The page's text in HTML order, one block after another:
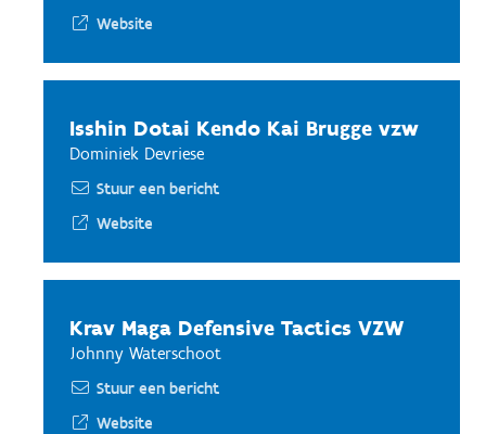
Website
Isshin Dotai Kendo Kai Brugge vzw
Dominiek Devriese
Stuur een bericht
Website
Krav Maga Defensive Tactics VZW
Johnny Waterschoot
Stuur een bericht
Website